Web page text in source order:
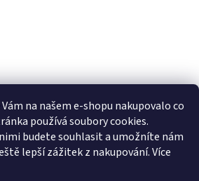
na našem e-shopu nakupovalo co
používá soubory cookies.
budete souhlasit a umožníte nám
lepší zážitek z nakupování.Více
pod Pálavou kování Tulip
úchytky Siro Blum - perfecting motion